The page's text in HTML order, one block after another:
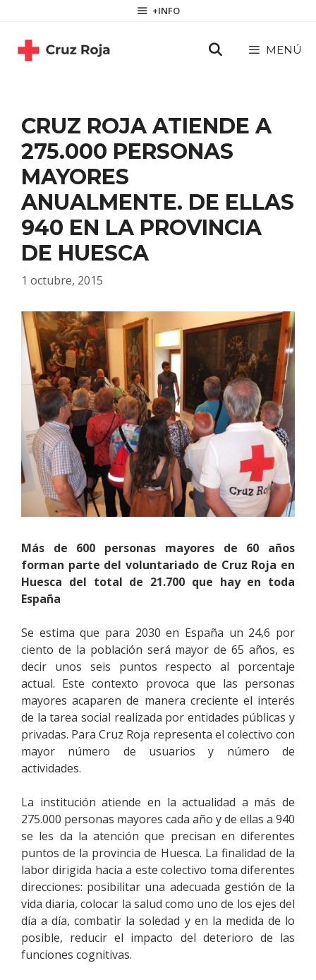
contenido
+INFO
MENÚ
CRUZ ROJA ATIENDE A
275.000 PERSONAS
MAYORES
ANUALMENTE. DE ELLAS
940 EN LA PROVINCIA
DE HUESCA
1 octubre, 2015
Más de 600 personas mayores de 60 años
forman parte del voluntariado de Cruz Roja en
Huesca del total de 21.700 que hay en toda
España
Se estima que para 2030 en España un 24,6 por
ciento de la población será mayor de 65 años, es
decir unos seis puntos respecto al porcentaje
actual. Este contexto provoca que las personas
mayores acaparen de manera creciente el interés
de la tarea social realizada por entidades públicas y
privadas. Para Cruz Roja representa el colectivo con
mayor número de usuarios y número de
actividades.
La institución atiende en la actualidad a más de
275.000 personas mayores cada año y de ellas a 940
se les da la atención que precisan en diferentes
puntos de la provincia de Huesca. La finalidad de la
labor dirigida hacia a este colectivo toma diferentes
direcciones: posibilitar una adecuada gestión de la
vida diaria, colocar la salud como uno de los ejes del
día a día, combatir la soledad y en la medida de lo
posible, reducir el impacto del deterioro de las
funciones cognitivas.